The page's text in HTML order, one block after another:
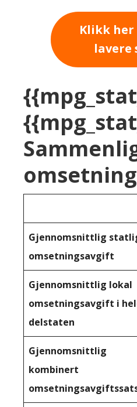
Klikk
lavere
Gjennomsnittlig
omsetningsavgift
Gjennomsnittlig lokal
omsetningsavgift i
delstaten
Gjennomsnittlig
kombinert